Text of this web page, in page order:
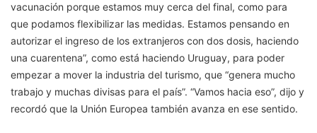
vacunación porque estamos muy cerca del final, como para
que podamos flexibilizar las medidas. Estamos pensando en
autorizar el ingreso de los extranjeros con dos dosis, haciendo
una cuarentena”, como está haciendo Uruguay, para poder
empezar a mover la industria del turismo, que “genera mucho
trabajo y muchas divisas para el país”. “Vamos hacia eso”, dijo y
recordó que la Unión Europea también avanza en ese sentido.